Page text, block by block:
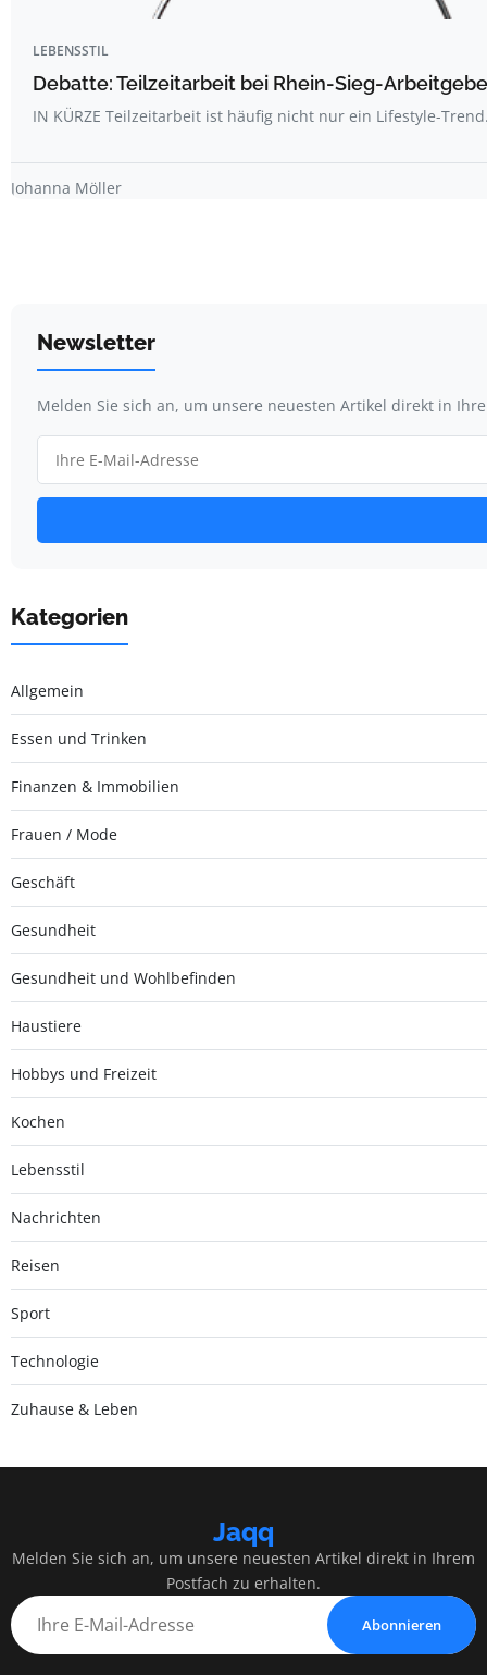
LEBENSSTIL
Debatte: Teilzeitarbeit bei Rhein-Sieg-
IN KÜRZE Teilzeitarbeit ist häufig nicht nur ein Lifestyle-
Johanna Möller
Newsletter
Melden Sie sich an, um unsere neuesten Artikel direkt in
Kategorien
Allgemein
Essen und Trinken
Finanzen & Immobilien
Frauen / Mode
Geschäft
Gesundheit
Gesundheit und Wohlbefinden
Haustiere
Hobbys und Freizeit
Kochen
Lebensstil
Nachrichten
Reisen
Sport
Technologie
Zuhause & Leben
Jaqq
Melden Sie sich an, um unsere neuesten Artikel direkt in Ihrem
Postfach zu erhalten.
Abonnieren